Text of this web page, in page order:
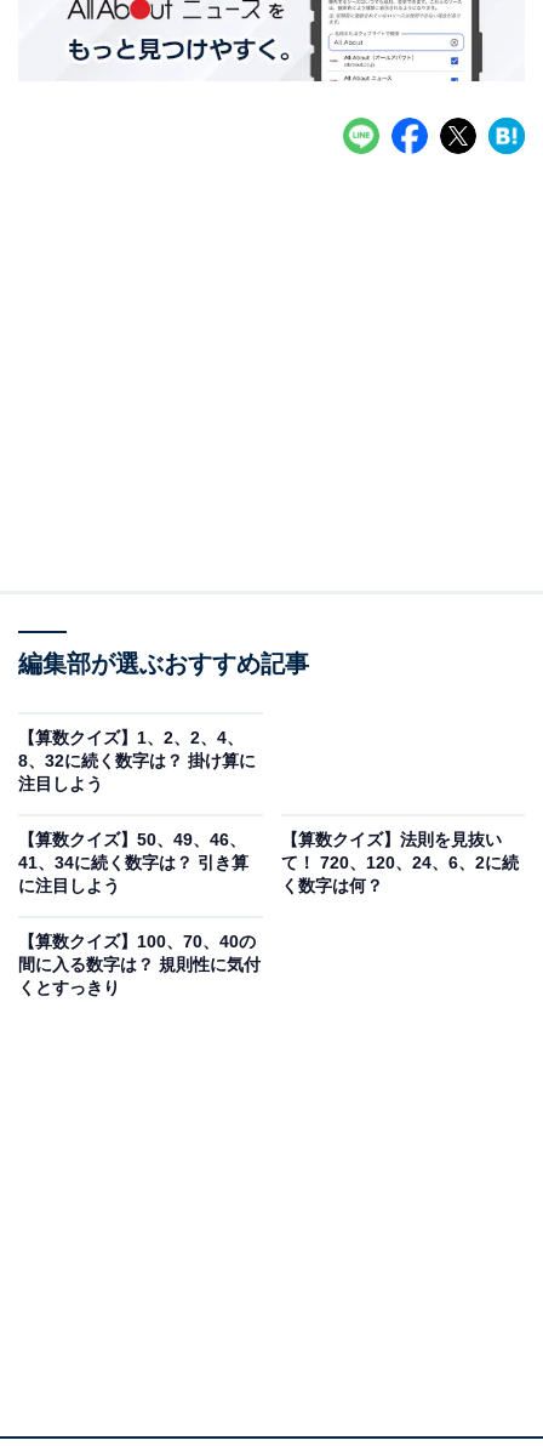
編集部が選ぶおすすめ記事
【算数クイズ】1、2、2、4、
8、32に続く数字は？ 掛け算に
注目しよう
【算数クイズ】50、49、46、
41、34に続く数字は？ 引き算
に注目しよう
【算数クイズ】法則を見抜い
て！ 720、120、24、6、2に続
く数字は何？
【算数クイズ】100、70、40の
間に入る数字は？ 規則性に気付
くとすっきり